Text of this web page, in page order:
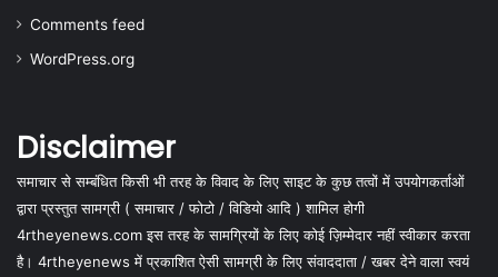
Comments feed
WordPress.org
Disclaimer
समाचार से सम्बंधित किसी भी तरह के विवाद के लिए साइट के कुछ तत्वों में उपयोगकर्ताओं
द्वारा प्रस्तुत सामग्री ( समाचार / फोटो / विडियो आदि ) शामिल होगी
4rtheyenews.com इस तरह के सामग्रियों के लिए कोई ज़िम्मेदार नहीं स्वीकार करता
है। 4rtheyenews में प्रकाशित ऐसी सामग्री के लिए संवाददाता / खबर देने वाला स्वयं